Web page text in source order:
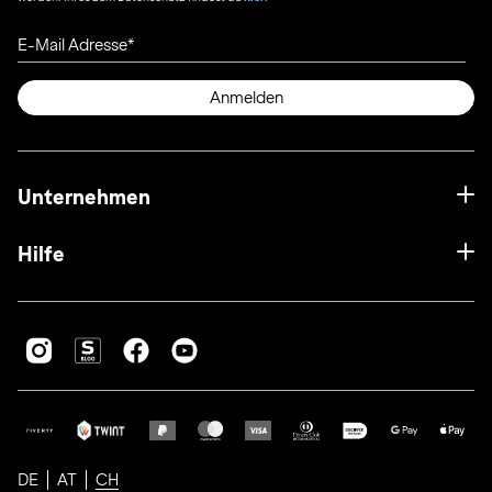
E-Mail Adresse
Anmelden
Unternehmen
Hilfe
DE AT CH